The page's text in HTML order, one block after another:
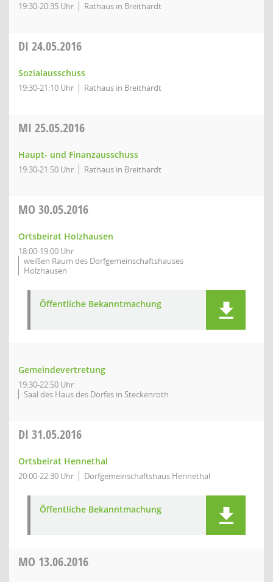
19:30-20:35 Uhr Rathaus in Breithardt
DI 24.05.2016
Sozialausschuss
19:30-21:10 Uhr Rathaus in Breithardt
MI 25.05.2016
Haupt- und Finanzausschuss
19:30-21:50 Uhr Rathaus in Breithardt
MO 30.05.2016
Ortsbeirat Holzhausen
18:00-19:00 Uhr
weißen Raum des Dorfgemeinschaftshauses
Holzhausen
Öffentliche Bekanntmachung
Gemeindevertretung
19:30-22:50 Uhr
Saal des Haus des Dorfes in Steckenroth
DI 31.05.2016
Ortsbeirat Hennethal
20:00-22:30 Uhr Dorfgemeinschaftshaus Hennethal
Öffentliche Bekanntmachung
MO 13.06.2016